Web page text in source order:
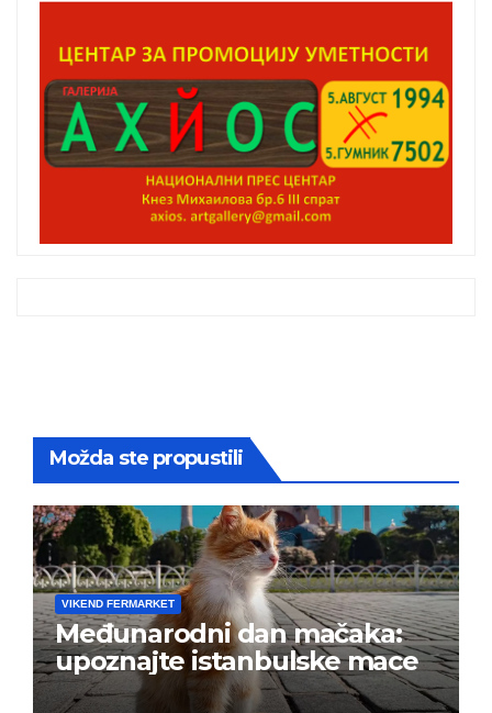
Možda ste propustili
VIKEND FERMARKET
Međunarodni dan mačaka:
upoznajte istanbulske mace